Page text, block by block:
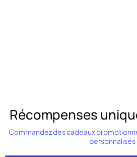
Récompenses
Commandez des cadeaux
personnalisés